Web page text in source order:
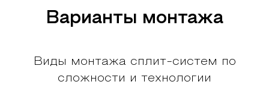
Варианты монтажа
Виды монтажа сплит-систем по
сложности и технологии